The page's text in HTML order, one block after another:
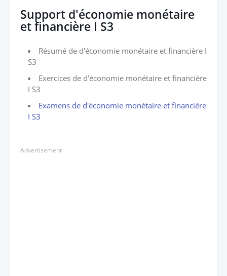
Support d'économie monétaire
et financière I S3
Résumé de d'économie monétaire et financière I
S3
Exercices de d'économie monétaire et financière
I S3
Examens de d'économie monétaire et financière
I S3
Advertisement